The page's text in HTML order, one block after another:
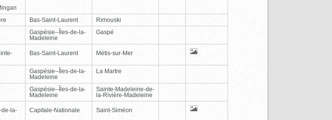
Bas-Saint-Laurent
Rimouski
Gaspésie--Îles-de-la-
Madeleine
Gaspé
Bas-Saint-Laurent Métis-sur-Mer
Gaspésie--Îles-de-la-
Madeleine
La Martre
Gaspésie--Îles-de-la-
Madeleine
Sainte-Madeleine-de-
la-Rivière-Madeleine
de-la-
Capitale-Nationale Saint-Siméon